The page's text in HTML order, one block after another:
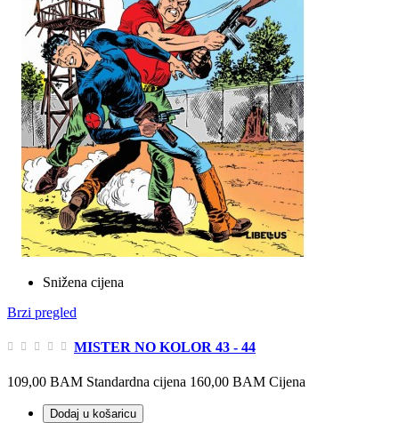
Snižena cijena
Brzi pregled
MISTER NO KOLOR 43 - 44
109,00 BAM Standardna cijena 160,00 BAM Cijena
Dodaj u košaricu